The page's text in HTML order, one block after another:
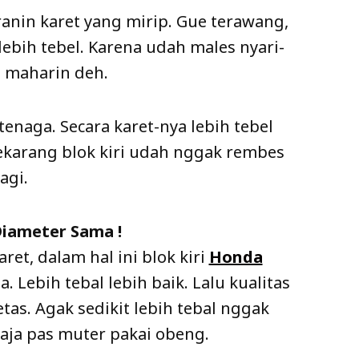
karet yang mirip. Gue terawang,
tebel. Karena udah males nyari-
deh.
Secara karet-nya lebih tebel
blok kiri udah nggak rembes
Sama !
dalam hal ini blok kiri Honda
Lebih tebal lebih baik. Lalu kualitas
Agak sedikit lebih tebal nggak
pas muter pakai obeng.